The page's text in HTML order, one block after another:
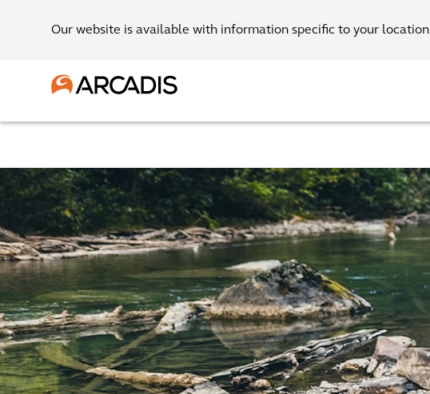
Our website is available with information specific to your location